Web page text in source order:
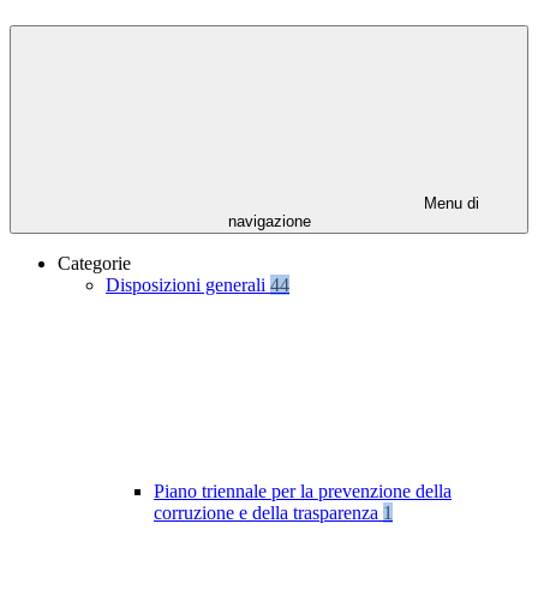
Menu di
navigazione
Categorie
Disposizioni generali 44
Piano triennale per la prevenzione della
corruzione e della trasparenza 1